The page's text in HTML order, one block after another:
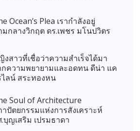
Ocean’s Plea เรากำลังอยู่
มกลางวิกฤต ดร.เพชร มโนปวิตร
สาวที่เชื่อว่าความสำเร็จได้มา
กความพยายามและอดทน ดีน่า แค
ไลน์ สระทองหน
Soul of Architecture
าปัตยกรรมแห่งการสังเคราะห์
.บุญเสริม เปรมธาดา